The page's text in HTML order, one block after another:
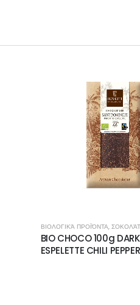
ΒΙΟΛΟΓΙΚΆ ΠΡΟΪΌΝΤΑ,
BIO CHOCO 100g
ESPELETTE CHILI PEPPER